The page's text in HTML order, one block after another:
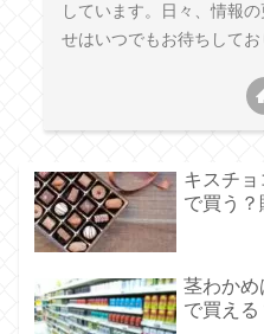
しています。日々、情報
せはいつでもお待ちしてお
キスチョ
で買う
茎わかめ
で買え